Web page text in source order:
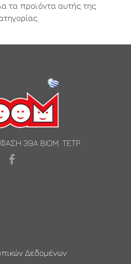
τα προϊόντα αυτής της
ΦΑΣΗ 39Α ΒΙΟΜ. ΤΕΤΡ.
Δεδομένων